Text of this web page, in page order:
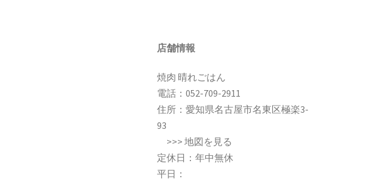
店舗情報
焼肉 晴れごはん
電話： 052-709-2911
住所：愛知県名古屋市名東区極楽3-
93
>>> 地図を見る
定休日：年中無休
平日：